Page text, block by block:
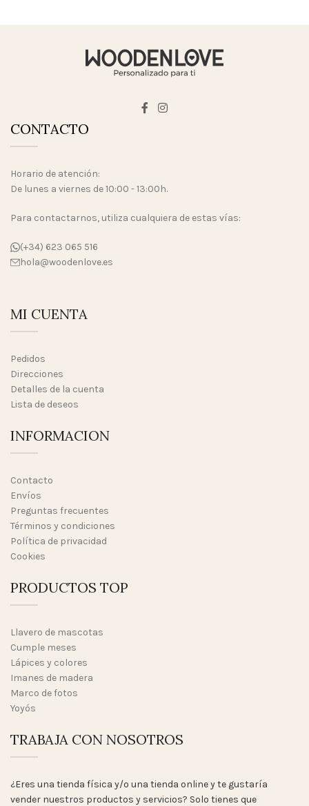
CONTACTO
Horario de atención:
De lunes a viernes de 10:00 - 13:00h.
Para contactarnos, utiliza cualquiera de estas vías:
(+34) 623 065 516
hola@woodenlove.es
MI CUENTA
Pedidos
Direcciones
Detalles de la cuenta
Lista de deseos
INFORMACION
Contacto
Envíos
Preguntas frecuentes
Términos y condiciones
Política de privacidad
Cookies
PRODUCTOS TOP
Llavero de mascotas
Cumple meses
Lápices y colores
Imanes de madera
Marco de fotos
Yoyós
TRABAJA CON NOSOTROS
¿Eres una tienda física y/o una tienda online y te gustaría
vender nuestros productos y servicios? Solo tienes que